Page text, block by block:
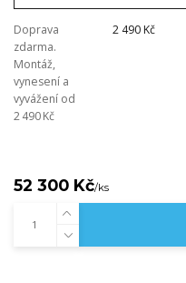
Doprava
zdarma.
Montáž,
vynesení a
vyvážení od
2 490 Kč
2 490 Kč
52 300 Kč/ks